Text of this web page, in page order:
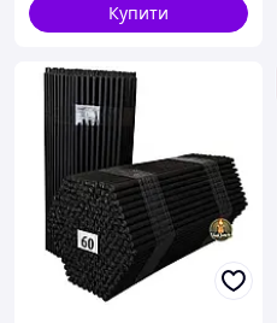
Купити